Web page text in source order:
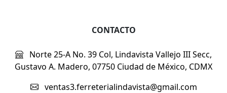
CONTACTO
Norte 25-A No. 39 Col, Lindavista Vallejo III Secc,
Gustavo A. Madero, 07750 Ciudad de México, CDMX
ventas3.ferreterialindavista@gmail.com